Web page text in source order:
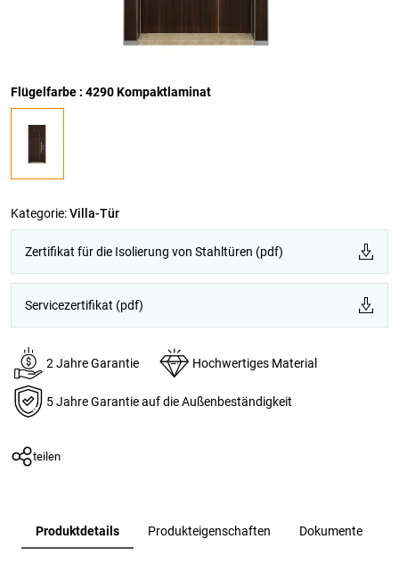
Flügelfarbe : 4290 Kompaktlaminat
Kategorie:Villa-Tür
Zertifikat für die Isolierung von Stahltüren (pdf)
Servicezertifikat (pdf)
2 Jahre Garantie Hochwertiges Material
5 Jahre Garantie auf die Außenbeständigkeit
teilen
Produktdetails Produkteigenschaften Dokumente